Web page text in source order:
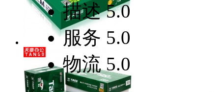
描述 5.0
服务 5.0
物流 5.0